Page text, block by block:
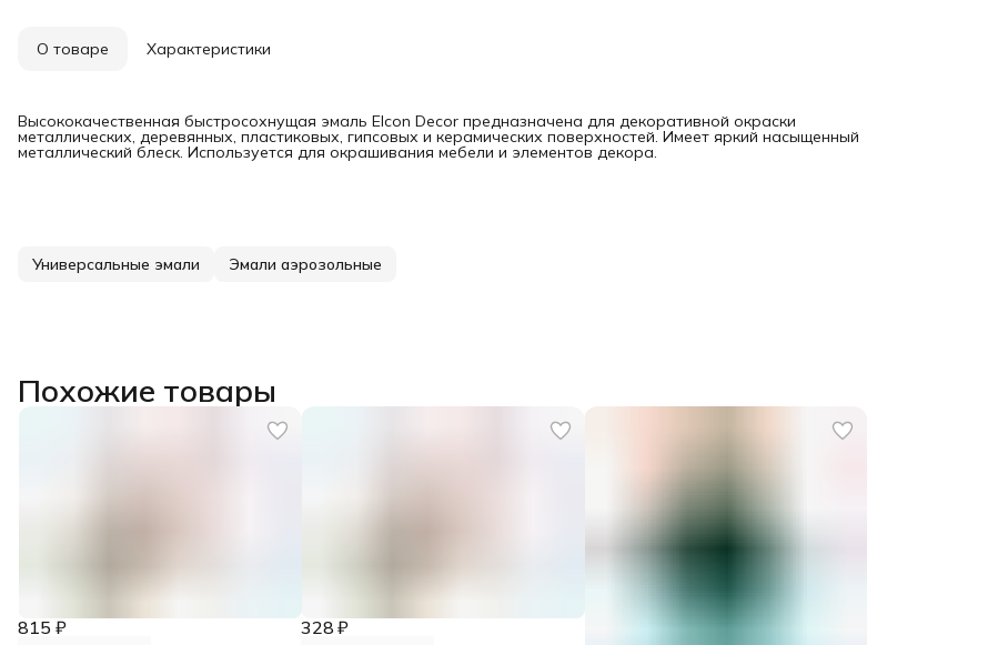
О товаре Характеристики
Высококачественная быстросохнущая эмаль Elcon Decor предназначена для декоративной окраски
металлических, деревянных, пластиковых, гипсовых и керамических поверхностей. Имеет яркий насыщенный
металлический блеск. Используется для окрашивания мебели и элементов декора.
Универсальные эмали Эмали аэрозольные
Похожие товары
815 ₽ 328 ₽